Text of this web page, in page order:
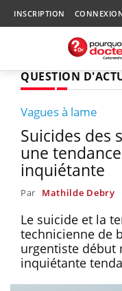
INSCRIPTION
QUESTION
Vagues à lame
Suicides des
une
inquiétante
Par Mathilde Debry
Le suicide et la
technicienne de
urgentiste début
inquiétante